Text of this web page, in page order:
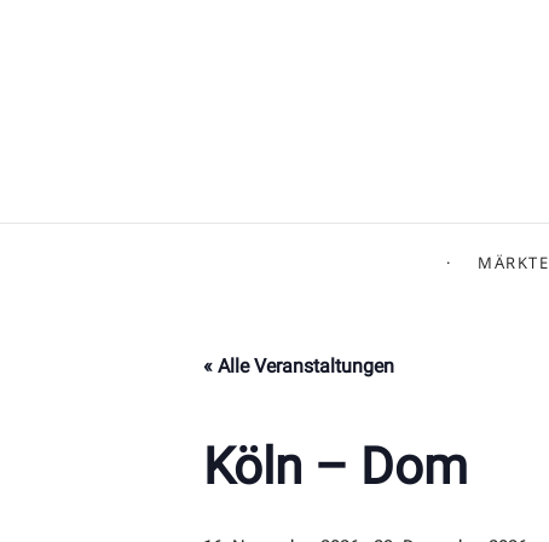
MÄRKTE
« Alle Veranstaltungen
Köln – Dom